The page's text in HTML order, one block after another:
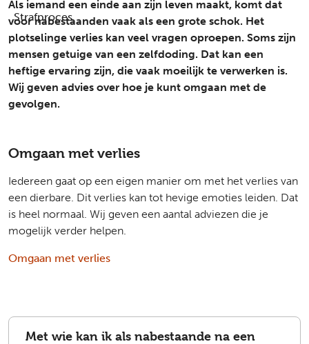
Strafproces
Als iemand een einde aan zijn leven maakt, komt dat
voor nabestaanden vaak als een grote schok. Het
plotselinge verlies kan veel vragen oproepen. Soms zijn
mensen getuige van een zelfdoding. Dat kan een
heftige ervaring zijn, die vaak moeilijk te verwerken is.
Wij geven advies over hoe je kunt omgaan met de
gevolgen.
Omgaan met verlies
Iedereen gaat op een eigen manier om met het verlies van
een dierbare. Dit verlies kan tot hevige emoties leiden. Dat
is heel normaal. Wij geven een aantal adviezen die je
mogelijk verder helpen.
Omgaan met verlies
Met wie kan ik als nabestaande na een